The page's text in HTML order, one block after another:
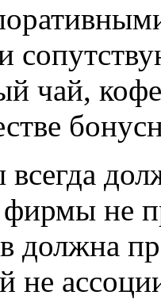
чай,
всегда
фирмы не
должна
не